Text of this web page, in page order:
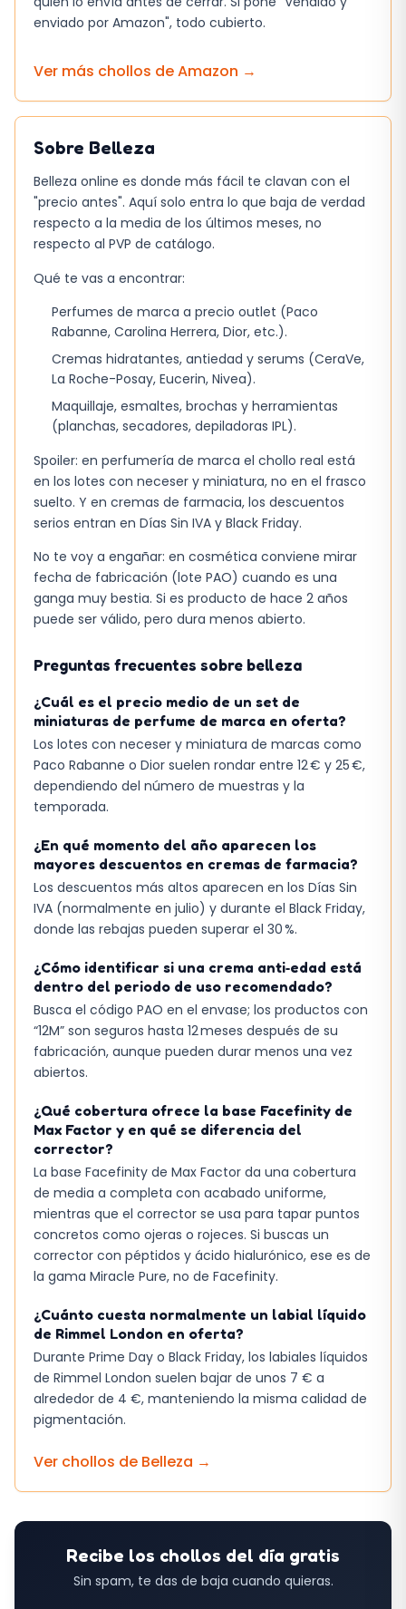
color no consigue. El resultado es una piel que
parece más uniforme, pero sin la sensación de
Pequeños fallos que vale la pena
cremosa, puede resultar algo densa para
climas muy húmedos; en esas situaciones
conviene aplicar una capa fina y dejar que se
adicional. Otro punto a considerar es la
tonalidad: al ser un tono claro, podría no
combinar bien con pieles muy morenas,
obligando a buscar una variante más oscura.
mayoría de las BB básicas.
manchas leves.
Hidratación adecuada para piel normal a
seca, pero puede sentirse pesada en calor
extremo.
En la práctica, el mayor acierto está en la
combinación de protección y color. Si ya usas
esta crema puede ser una pieza central sin
enviado por Amazon", todo cubierto.
Ver más chollos deAmazon →
Sobre Belleza
Belleza online es donde más fácil te clavan con el
"precio antes". Aquí solo entra lo que baja de verdad
respecto a la media de los últimos meses, no
respecto al PVP de catálogo.
Qué te vas a encontrar:
Perfumes de marca a precio outlet (Paco
Rabanne, Carolina Herrera, Dior, etc.).
Cremas hidratantes, antiedad y serums (CeraVe,
La Roche-Posay, Eucerin, Nivea).
Maquillaje, esmaltes, brochas y herramientas
(planchas, secadores, depiladoras IPL).
Spoiler: en perfumería de marca el chollo real está
en los lotes con neceser y miniatura, no en el frasco
suelto. Y en cremas de farmacia, los descuentos
serios entran en Días Sin IVA y Black Friday.
No te voy a engañar: en cosmética conviene mirar
fecha de fabricación (lote PAO) cuando es una
ganga muy bestia. Si es producto de hace 2 años
puede ser válido, pero dura menos abierto.
Preguntas frecuentes sobre belleza
¿Cuál es el precio medio de un set de
miniaturas de perfume de marca en oferta?
Los lotes con neceser y miniatura de marcas como
Paco Rabanne o Dior suelen rondar entre 12 € y 25 €,
dependiendo del número de muestras y la
temporada.
¿En qué momento del año aparecen los
mayores descuentos en cremas de farmacia?
Los descuentos más altos aparecen en los Días Sin
IVA (normalmente en julio) y durante el Black Friday,
donde las rebajas pueden superar el 30 %.
¿Cómo identificar si una crema anti‑edad está
dentro del periodo de uso recomendado?
Busca el código PAO en el envase; los productos con
“12M” son seguros hasta 12 meses después de su
fabricación, aunque pueden durar menos una vez
abiertos.
¿Qué cobertura ofrece la base Facefinity de
Max Factor y en qué se diferencia del
corrector?
La base Facefinity de Max Factor da una cobertura
de media a completa con acabado uniforme,
mientras que el corrector se usa para tapar puntos
concretos como ojeras o rojeces. Si buscas un
corrector con péptidos y ácido hialurónico, ese es de
la gama Miracle Pure, no de Facefinity.
¿Cuánto cuesta normalmente un labial líquido
de Rimmel London en oferta?
Durante Prime Day o Black Friday, los labiales líquidos
de Rimmel London suelen bajar de unos 7 € a
alrededor de 4 €, manteniendo la misma calidad de
pigmentación.
Ver chollos de Belleza →
Recibe los chollos del día gratis
Sin spam, te das de baja cuando quieras.